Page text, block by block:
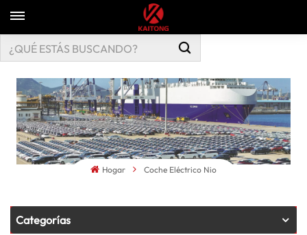
Hogar Coche Eléctrico Nio
Categorías